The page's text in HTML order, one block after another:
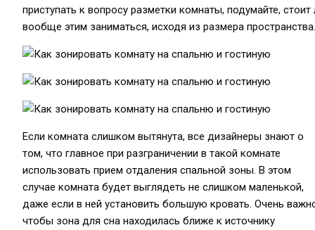
приступать к вопросу разметки комнаты, подумайте, стоит
вообще этим заниматься, исходя из размера пространства.
Если комната слишком вытянута, все дизайнеры знают о
том, что главное при разграничении в такой комнате
использовать прием отдаления спальной зоны. В этом
случае комната будет выглядеть не слишком маленькой,
даже если в ней установить большую кровать. Очень
чтобы зона для сна находилась ближе к источнику